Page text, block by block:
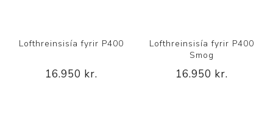
Lofthreinsisía fyrir P400
16.950 kr.
Lofthreinsisía fyrir P400
Smog
16.950 kr.